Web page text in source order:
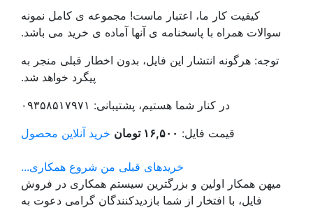
کیفیت کار ما، اعتبار ماست! مجموعه ی کامل نمونه
سوالات همراه با پاسخنامه ی آنها آماده ی خرید می باشد.
توجه: هرگونه انتشار این فایل، بدون اخطار قبلی منجر به
پیگرد خواهد شد.
در کنار شما هستیم، پشتیبانی: ۰۹۳۵۸۵۱۷۹۷۱
قیمت فایل: ۱۶,۵۰۰ تومان خرید آنلاین محصول
خریدهای قبلی من شروع همکاری...
میهن همکار اولین و بزرگترین سیستم همکاری در فروش
فایل، با افتخار از شما بازدیدکنندگان گرامی دعوت به